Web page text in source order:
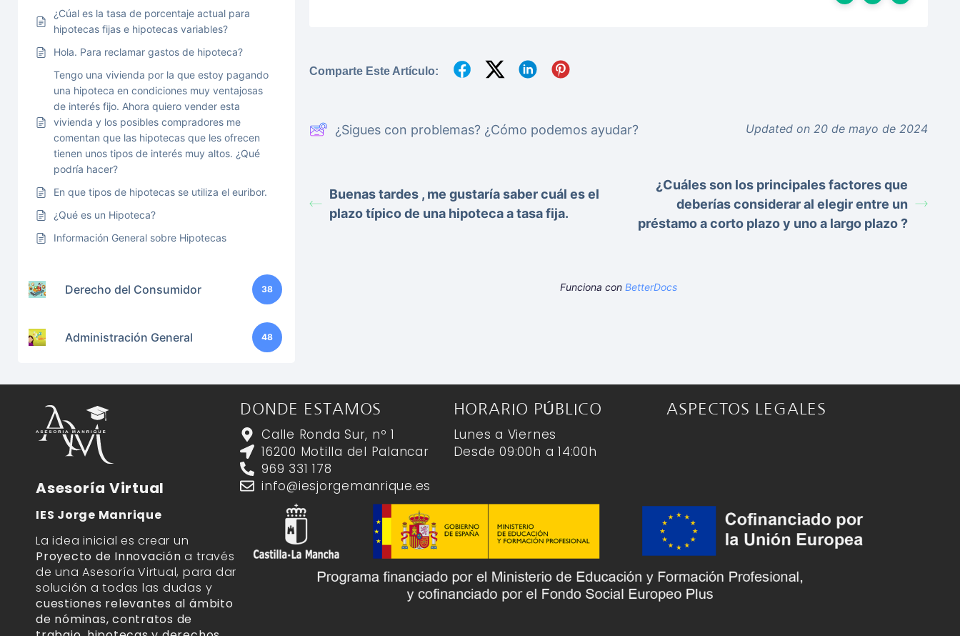
¿Cúal es la tasa de porcentaje actual para
hipotecas fijas e hipotecas variables?
Hola. Para reclamar gastos de hipoteca?
Tengo una vivienda por la que estoy pagando
una hipoteca en condiciones muy ventajosas
de interés fijo. Ahora quiero vender esta
vivienda y los posibles compradores me
comentan que las hipotecas que les ofrecen
tienen unos tipos de interés muy altos. ¿Qué
podría hacer?
En que tipos de hipotecas se utiliza el euribor.
¿Qué es un Hipoteca?
Información General sobre Hipotecas
Derecho del Consumidor 38
Administración General 48
Comparte Este Artículo:
¿Sigues con problemas? ¿Cómo podemos ayudar? Updated on 20 de mayo de 2024
Buenas tardes , me gustaría saber cuál es el
plazo típico de una hipoteca a tasa fija.
¿Cuáles son los principales factores que
deberías considerar al elegir entre un
préstamo a corto plazo y uno a largo plazo ?
Funciona conBetterDocs
Asesoría Virtual
IES Jorge Manrique
La idea inicial es crear un
Proyecto de Innovación a través
de una Asesoría Virtual, para dar
solución a todas las dudas y
cuestiones relevantes al ámbito
de nóminas, contratos de
DONDE ESTAMOS
Calle Ronda Sur, nº 1
16200 Motilla del Palancar
969 331 178
info@iesjorgemanrique.es
HORARIO PÚBLICO
Lunes a Viernes
Desde 09:00h a 14:00h
ASPECTOS LEGALES